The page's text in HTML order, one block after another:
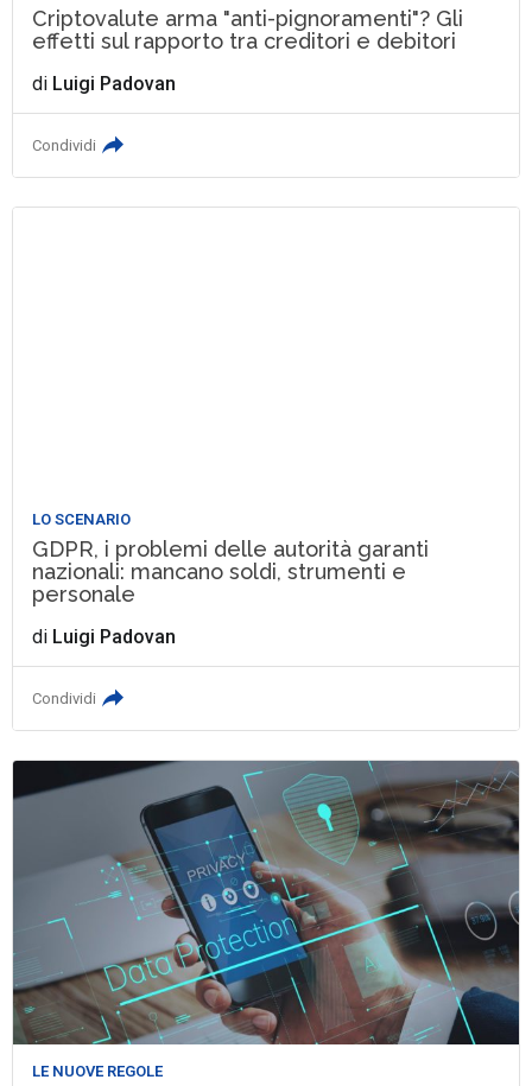
Criptovalute arma "anti-pignoramenti"? Gli
effetti sul rapporto tra creditori e debitori
di Luigi Padovan
Condividi
LO SCENARIO
GDPR, i problemi delle autorità garanti
nazionali: mancano soldi, strumenti e
personale
di Luigi Padovan
Condividi
LE NUOVE REGOLE